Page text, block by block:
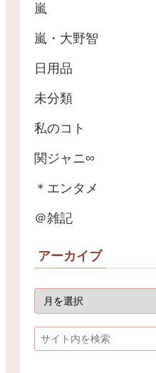
嵐
嵐・大野智
日用品
未分類
私のコト
関ジャニ∞
＊エンタメ
＠雑記
アーカイブ